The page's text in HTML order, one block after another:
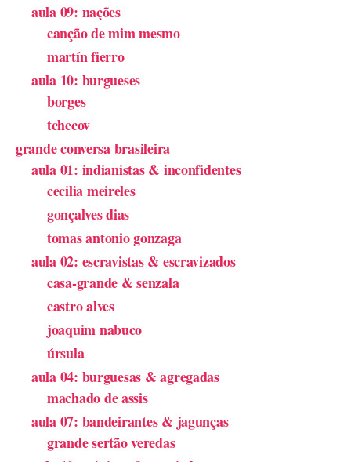
aula 09: nações
canção de mim mesmo
martín fierro
aula 10: burgueses
borges
tchecov
grande conversa brasileira
aula 01: indianistas & inconfidentes
cecilia meireles
gonçalves dias
tomas antonio gonzaga
aula 02: escravistas & escravizados
casa-grande & senzala
castro alves
joaquim nabuco
úrsula
aula 04: burguesas & agregadas
machado de assis
aula 07: bandeirantes & jagunças
grande sertão veredas